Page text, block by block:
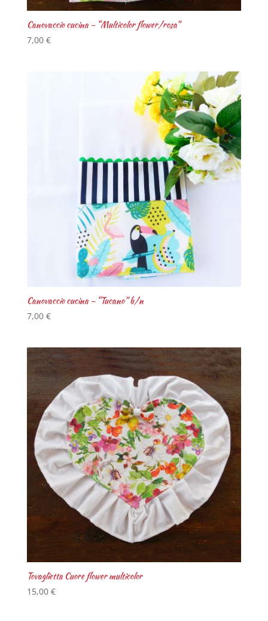
Canovaccio cucina – “Multicolor flower/rosa”
7,00 €
Canovaccio cucina – “Tucano” b/n
7,00 €
Tovaglietta Cuore flower multicolor
15,00 €